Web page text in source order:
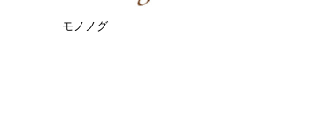
モノノグ